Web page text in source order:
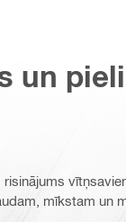
un
mīkstam un